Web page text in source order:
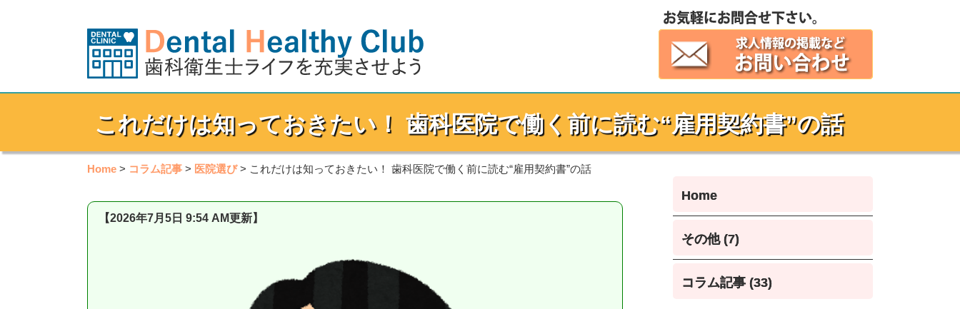
これだけは知っておきたい！ 歯科医院で働く前に読む“雇用契約書”の話
Home
その他 (7)
コラム記事 (33)
Home > コラム記事 > 医院選び> これだけは知っておきたい！ 歯科医院で働く前に読む“雇用契約書”の話
【2026年7月5日 9:54 AM更新】